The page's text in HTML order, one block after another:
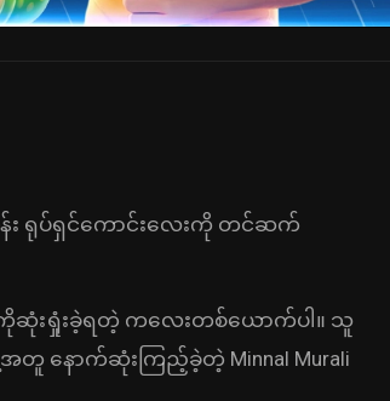
န်း ရုပ်ရှင်ကောင်းလေးကို တင်ဆက်
းရှုံးခဲ့ရတဲ့ ကလေးတစ်ယောက်ပါ။ သူ
တူ နောက်ဆုံးကြည့်ခဲ့တဲ့ Minnal Murali